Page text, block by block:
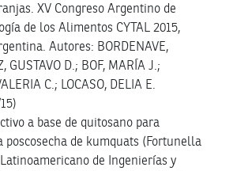
XV Congreso Argentino de
de los Alimentos CYTAL 2015,
Autores: BORDENAVE,
GUSTAVO D.; BOF, MARÍA J.;
C.; LOCASO, DELIA E.
a base de quitosano para
poscosecha de kumquats (Fortunella
Latinoamericano de Ingenierías y